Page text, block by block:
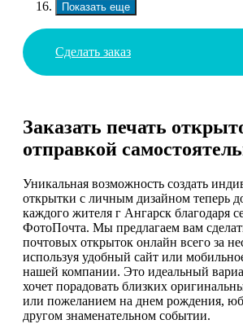
Показать еще
Сделать заказ
Заказать печать
отправкой
Уникальная возможность создать
открытки с личным дизайном теперь
каждого жителя г Ангарск благодаря
ФотоПочта. Мы предлагаем вам
почтовых открыток онлайн всего за
используя удобный сайт или
нашей компании. Это идеальный
хочет порадовать близких
или пожеланием на днем рождения,
другом знаменательном событии.